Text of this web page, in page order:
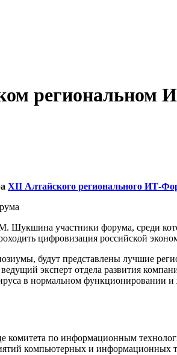
региональном
XII Алтайского регионального ИТ-
Шукшина участники форума, среди
цифровизация российской
будут представлены лучшие
эксперт отдела развития
в нормальном функционировании
по информационным
компьютерных и информационных